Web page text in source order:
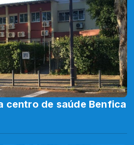
centro de saúde Benfica